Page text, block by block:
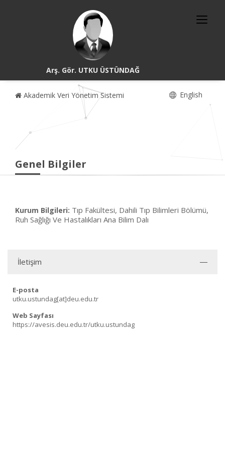
Arş. Gör. UTKU ÜSTÜNDAĞ
Akademik Veri Yönetim Sistemi English
Genel Bilgiler
Kurum Bilgileri: Tıp Fakültesi, Dahili Tıp Bilimleri Bölümü,
Ruh Sağlığı Ve Hastalıkları Ana Bilim Dalı
İletişim
E-posta
utku.ustundag[at]deu.edu.tr
Web Sayfası
https://avesis.deu.edu.tr/utku.ustundag